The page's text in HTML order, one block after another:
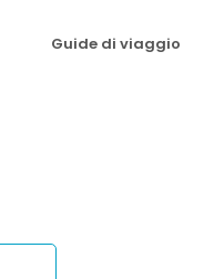
Guide di viaggio